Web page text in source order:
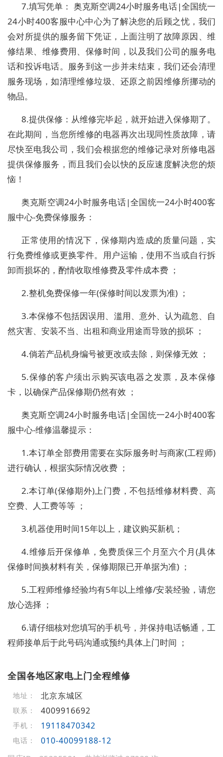
7.填写凭单： 奥克斯空调24小时服务电话|全国统一
24小时400客服中心中心为了解决您的后顾之忧，我们
会对所提供的服务留下凭证，上面注明了故障原因、维
修结果、维修费用、保修时间，以及我们公司的服务电
话和投诉电话。服务到这一步并未结束，我们还会清理
服务现场，如清理维修垃圾、还原之前因维修所挪动的
物品。
8.提供保修：从维修完毕起，就开始进入保修期了。
在此期间，当您所维修的电器再次出现同性质故障，请
尽快至电我公司，我们会根据您的维修记录对所修电器
提供保修服务，而且我们会以快的反应速度解决您的烦
恼！
奥克斯空调24小时服务电话|全国统一24小时400客
服中心-免费保修服务：
正常使用的情况下，保修期内造成的质量问题，实
行免费维修或更换零件。用户运输，使用不当或自行拆
卸而损坏的，酌情收取维修费及零件成本费 ；
2.整机免费保修一年(保修时间以发票为准) ；
3.本保修不包括因误用、滥用、意外、认为疏忽、自
然灾害、安装不当、出租和商业用途而导致的损坏 ；
4.倘若产品机身编号被更改或去除，则保修无效 ；
5.保修的客户须出示购买该电器之发票，及本保修
卡，以确保产品保修期仍然有效 ；
奥克斯空调24小时服务电话|全国统一24小时400客
服中心-维修温馨提示：
1.本订单全部费用需要在实际服务时与商家(工程师)
进行确认，根据实际情况收费 ；
2.本订单(保修期外)上门费，不包括维修材料费、高
空费、人工费等等 ；
3.机器使用时间15年以上，建议购买新机；
4.维修后开保修单，免费质保三个月至六个月(具体
保修时间换材料有关，保修期限已开单据为准) ；
5.工程师维修经验均有5年以上维修/安装经验，请您
放心选择 ；
6.请仔细核对您填写的手机号，并保持电话畅通，工
程师接单后于此号码沟通或预约具体上门时间 ；
全国各地区家电上门全程维修
地址： 北京东城区
联系： 4009916692
手机： 19118470342
电话： 010-40099188-12